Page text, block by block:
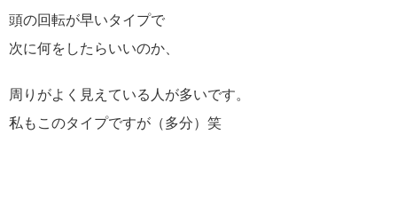
頭の回転が早いタイプで
次に何をしたらいいのか、
周りがよく見えている人が多いです。
私もこのタイプですが（多分）笑